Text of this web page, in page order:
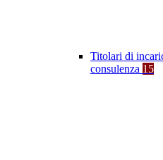
Titolari di
consulenza 15